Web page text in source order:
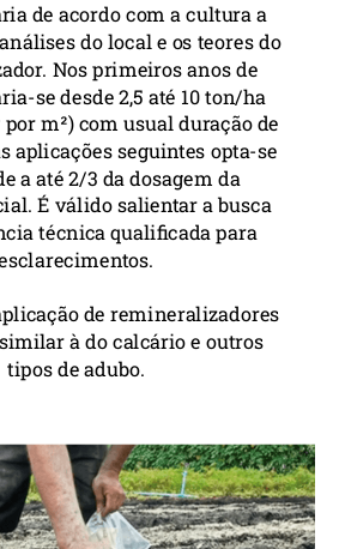
de acordo com a cultura a
do local e os teores do
Nos primeiros anos de
se desde 2,5 até 10 ton/ha
por m²) com usual duração de
aplicações seguintes opta-se
a até 2/3 da dosagem da
É válido salientar a busca
técnica qualificada para
de remineralizadores
à do calcário e outros
tipos de adubo.